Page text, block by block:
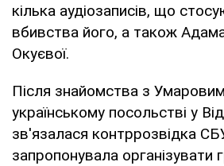
кілька аудіозаписів, що
вбивства його, а також
Окуєвої.
Після знайомства з
українському посольстві у
зв'язалася контррозвідка
запропонувала організувати